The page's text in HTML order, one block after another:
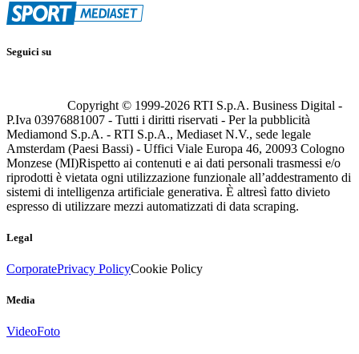
Seguici su
Copyright © 1999-2026 RTI S.p.A. Business Digital -
P.Iva 03976881007 - Tutti i diritti riservati - Per la pubblicità
Mediamond S.p.A. - RTI S.p.A., Mediaset N.V., sede legale
Amsterdam (Paesi Bassi) - Uffici Viale Europa 46, 20093 Cologno
Monzese (MI)Rispetto ai contenuti e ai dati personali trasmessi e/o
riprodotti è vietata ogni utilizzazione funzionale all’addestramento di
sistemi di intelligenza artificiale generativa. È altresì fatto divieto
espresso di utilizzare mezzi automatizzati di data scraping.
Legal
CorporatePrivacy PolicyCookie Policy
Media
VideoFoto